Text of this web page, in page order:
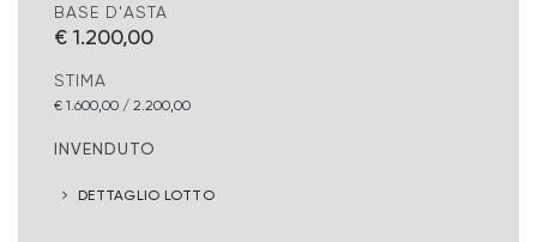
BASE D'ASTA
€ 1.200,00
STIMA
€ 1.600,00 / 2.200,00
INVENDUTO
DETTAGLIO LOTTO